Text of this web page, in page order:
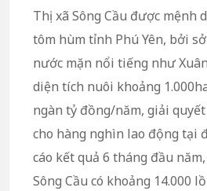
Thị xã Sông Cầu được mệnh
tôm hùm tỉnh Phú Yên, bởi
nước mặn nổi tiếng như
diện tích nuôi khoảng
ngàn tỷ đồng/năm, giải
cho hàng nghìn lao động tại
cáo kết quả 6 tháng đầu
Sông Cầu có khoảng 14.000